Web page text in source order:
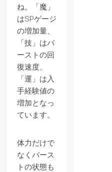
ね。「魔」
はSPゲージ
の増加量、
「技」はバ
ーストの回
復速度、
「運」は入
手経験値の
増加となっ
ています。
体力だけで
なくバース
トの状態も